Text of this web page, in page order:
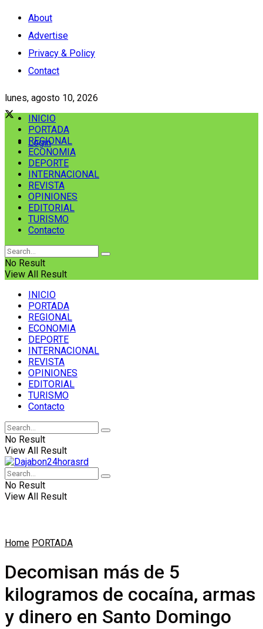
About
Advertise
Privacy & Policy
Contact
lunes, agosto 10, 2026
Login
INICIO
PORTADA
REGIONAL
ECONOMIA
DEPORTE
INTERNACIONAL
REVISTA
OPINIONES
EDITORIAL
TURISMO
Contacto
No Result
View All Result
INICIO
PORTADA
REGIONAL
ECONOMIA
DEPORTE
INTERNACIONAL
REVISTA
OPINIONES
EDITORIAL
TURISMO
Contacto
No Result
View All Result
No Result
View All Result
Home PORTADA
Decomisan más de 5
kilogramos de cocaína, armas
y dinero en Santo Domingo